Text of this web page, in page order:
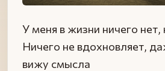
У меня в жизни ничего нет,
Ничего не вдохновляет,
вижу смысла